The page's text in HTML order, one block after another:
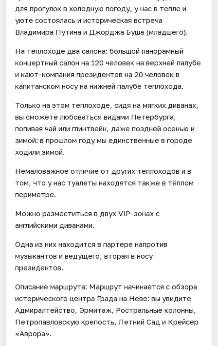
для прогулок в холодную погоду, у нас в тепле и
уюте состоялась и историческая встреча
Владимира Путина и Джорджа Буша (младшего).
На теплоходе два салона: большой панорамный
концертный салон на 120 человек на верхней палубе
и кают-компания президентов на 20 человек в
капитанском носу на нижней палубе теплохода.
Только на этом теплоходе, сидя на мягких диванах,
вы сможете любоваться видами Петербурга,
попивая чай или глинтвейн, даже поздней осенью и
зимой: в прошлом году мы единственные в городе
ходили зимой.
Немаловажное отличие от других теплоходов и в
том, что у нас туалеты находятся также в тёплом
периметре.
Можно разместиться в двух VIP-зонах с
английскими диванами.
Одна из них находится в партере напротив
музыкантов и ведущего, вторая в носу
президентов.
Описание маршрута: Маршрут начинается с обзора
исторического центра Града на Неве: вы увидите
Адмиралтейство, Эрмитаж, Ростральные колонны,
Петропавловскую крепость, Летний Сад и Крейсер
«Аврора».